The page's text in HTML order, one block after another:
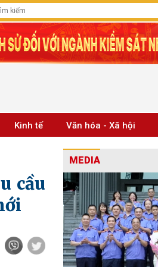
Kinh tế Văn hóa - Xã hội
cầu
MEDIA